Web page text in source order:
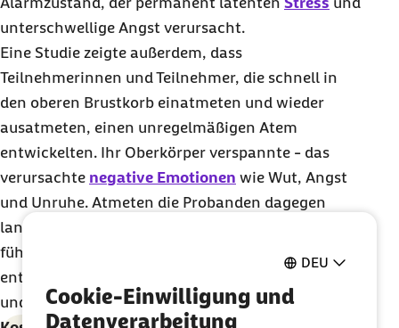
DEU
Cookie-Einwilligung und
Datenverarbeitung
unterschwellige Angst verursacht.
Eine Studie zeigte außerdem, dass
Teilnehmerinnen und Teilnehmer, die schnell in
den oberen Brustkorb einatmeten und wieder
ausatmeten, einen unregelmäßigen Atem
entwickelten. Ihr Oberkörper verspannte - das
verursachte negative Emotionen wie Wut, Angst
und Unruhe. Atmeten die Probanden dagegen
langsam und tief durch die Nase ein und aus,
führte das zu regelmäßigen Atemzügen, einem
entspannten Brustkorb und gleichzeitig zu Freude-
und Glücks-Empfinden.